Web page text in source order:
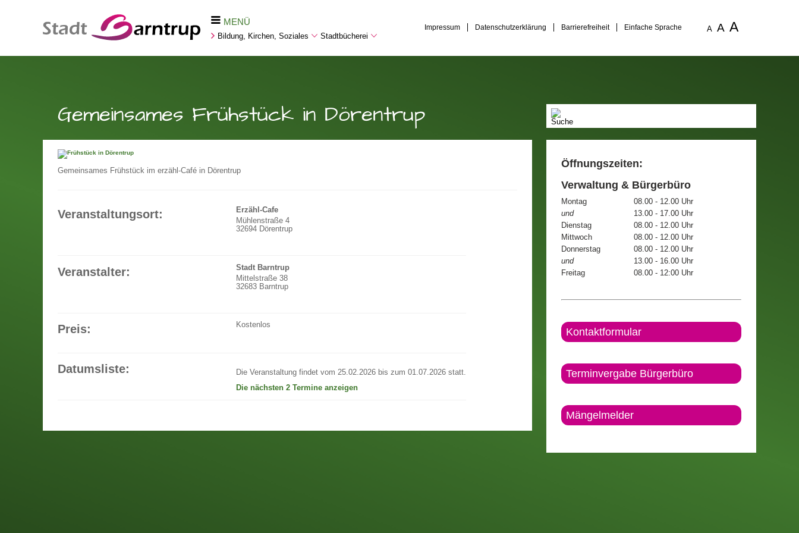
MENÜ
Bildung, Kirchen, Soziales Stadtbücherei
Impressum Datenschutzerklärung Barrierefreiheit Einfache Sprache A A A
Gemeinsames Frühstück in Dörentrup
Gemeinsames Frühstück im erzähl-Café in Dörentrup
Veranstaltungsort:
Erzähl-Cafe
Mühlenstraße 4
32694 Dörentrup
Veranstalter:
Stadt Barntrup
Mittelstraße 38
32683 Barntrup
Preis: Kostenlos
Datumsliste:
Die Veranstaltung findet vom 25.02.2026 bis zum 01.07.2026 statt.
Die nächsten 2 Termine anzeigen
Öffnungszeiten:
Verwaltung & Bürgerbüro
Montag
08.00 - 12.00 Uhr
und
13.00 - 17.00 Uhr
Dienstag
08.00 - 12.00 Uhr
Mittwoch
08.00 - 12.00 Uhr
Donnerstag
08.00 - 12.00 Uhr
und
13.00 - 16.00 Uhr
Freitag
08.00 - 12:00 Uhr
Kontaktformular
Terminvergabe Bürgerbüro
Mängelmelder